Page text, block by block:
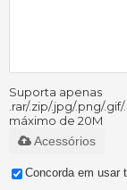
Suporta apenas
.rar/.zip/.jpg/.png/
máximo de 20M
Acessórios
Concorda em usar